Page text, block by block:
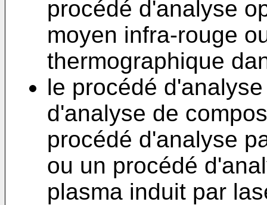
procédé d'analyse
moyen infra-rouge
thermographique
le procédé
d'analyse de
procédé d'analyse
ou un procédé
plasma induit par